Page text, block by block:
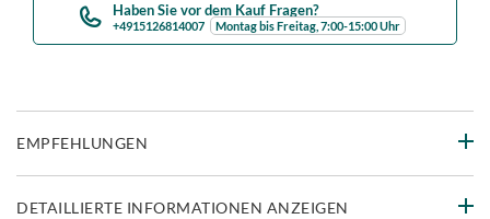
Haben Sie vor dem Kauf Fragen?
+4915126814007 Montag bis Freitag, 7:00-15:00 Uhr
EMPFEHLUNGEN
DETAILLIERTE INFORMATIONEN ANZEIGEN